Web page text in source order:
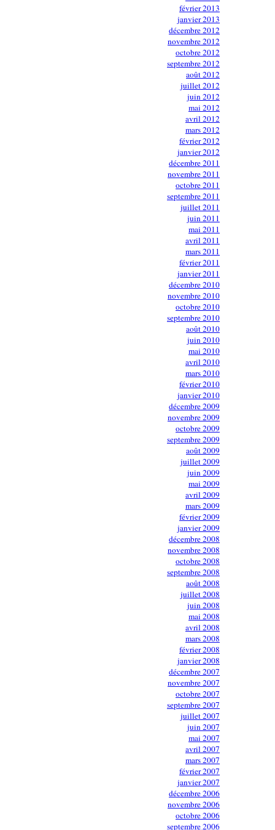
février 2013
janvier 2013
décembre 2012
novembre 2012
octobre 2012
septembre 2012
août 2012
juillet 2012
juin 2012
mai 2012
avril 2012
mars 2012
février 2012
janvier 2012
décembre 2011
novembre 2011
octobre 2011
septembre 2011
juillet 2011
juin 2011
mai 2011
avril 2011
mars 2011
février 2011
janvier 2011
décembre 2010
novembre 2010
octobre 2010
septembre 2010
août 2010
juin 2010
mai 2010
avril 2010
mars 2010
février 2010
janvier 2010
décembre 2009
novembre 2009
octobre 2009
septembre 2009
août 2009
juillet 2009
juin 2009
mai 2009
avril 2009
mars 2009
février 2009
janvier 2009
décembre 2008
novembre 2008
octobre 2008
septembre 2008
août 2008
juillet 2008
juin 2008
mai 2008
avril 2008
mars 2008
février 2008
janvier 2008
décembre 2007
novembre 2007
octobre 2007
septembre 2007
juillet 2007
juin 2007
mai 2007
avril 2007
mars 2007
février 2007
janvier 2007
décembre 2006
novembre 2006
octobre 2006
septembre 2006